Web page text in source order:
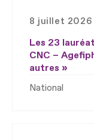
8 juillet 2026
Les 23
CNC –
autres »
National